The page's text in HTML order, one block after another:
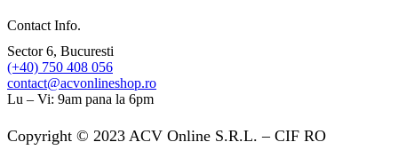
Contact Info.
Sector 6, Bucuresti
(+40) 750 408 056
contact@acvonlineshop.ro
Lu – Vi: 9am pana la 6pm
Copyright © 2023 ACV Online S.R.L. – CIF RO